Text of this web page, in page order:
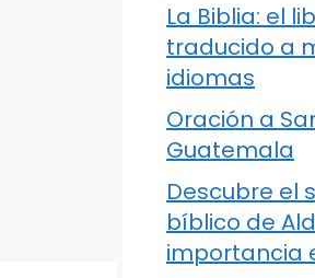
La Biblia: el
traducido a
idiomas
Oración a
Guatemala
Descubre el
bíblico de
importancia